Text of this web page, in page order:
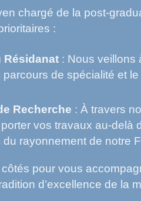
chargé de la post-
:
Résidanat : Nous veillons
de spécialité et
Recherche : À travers
vos travaux au-delà
rayonnement de notre
pour vous
d’excellence de la